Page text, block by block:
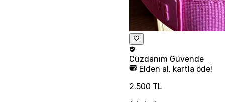
Cüzdanım Güvende
Elden al, kartla öde!
2.500 TL